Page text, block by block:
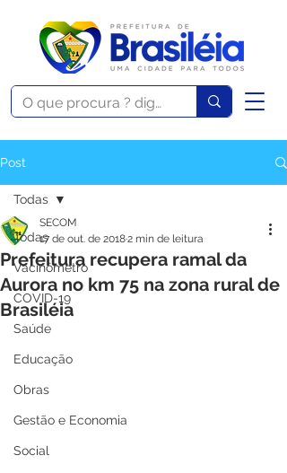
Post
Todas
Vacinômetro
COVID-19
Saúde
Educação
Obras
Gestão e Economia
Social
Todas
Prefeitura recupera ramal da
Aurora no km 75 na zona rural de
Brasiléia
SECOM
17 de out. de 20182 min de leitura